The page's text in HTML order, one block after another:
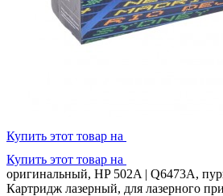
Купить этот товар на
Купить этот товар на
оригинальный, HP 502A | Q6473A,
Картридж лазерный, для лазерного